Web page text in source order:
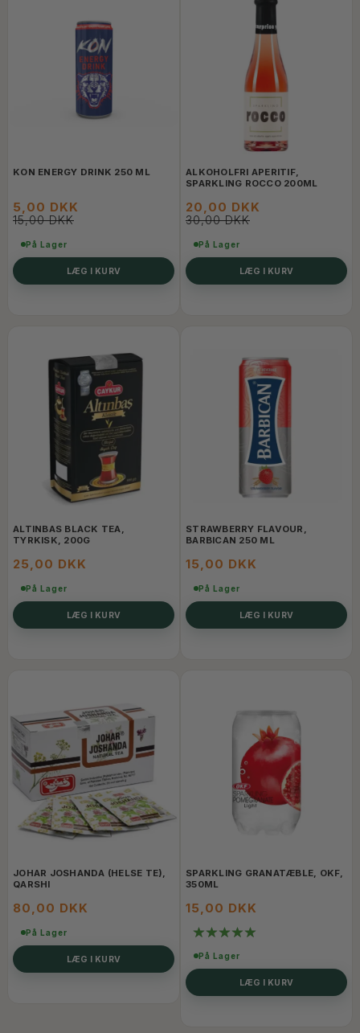
KON ENERGY DRINK 250 ML
5,00 DKK
15,00 DKK
På Lager
LÆG I KURV
ALKOHOLFRI APERITIF,
SPARKLING ROCCO 200ML
20,00 DKK
30,00 DKK
På Lager
LÆG I KURV
ALTINBAS BLACK TEA,
TYRKISK, 200G
25,00 DKK
På Lager
LÆG I KURV
STRAWBERRY FLAVOUR,
BARBICAN 250 ML
15,00 DKK
På Lager
LÆG I KURV
JOHAR JOSHANDA (HELSE TE),
QARSHI
80,00 DKK
På Lager
LÆG I KURV
SPARKLING GRANATÆBLE, OKF,
350ML
15,00 DKK
På Lager
LÆG I KURV